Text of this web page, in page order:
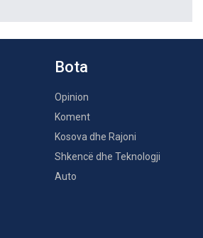
Bota
Opinion
Koment
Kosova dhe Rajoni
Shkencë dhe Teknologji
Auto